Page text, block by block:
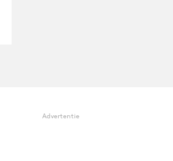
Advertentie